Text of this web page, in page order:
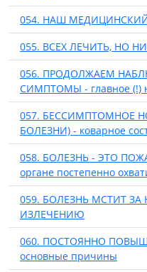
054. НАШ
055. ВСЕХ ЛЕЧИТЬ, НО
056. ПРОДОЛЖАЕМ
СИМПТОМЫ - главное (!)
057. БЕССИМПТОМНОЕ
БОЛЕЗНИ) - коварное
058. БОЛЕЗНЬ - ЭТО
органе постепенно
059. БОЛЕЗНЬ МСТИТ
ИЗЛЕЧЕНИЮ
060. ПОСТОЯННО
основные причины